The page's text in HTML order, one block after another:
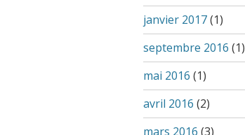
janvier 2017(1)
septembre 2016 (1)
mai 2016 (1)
avril 2016 (2)
mars 2016 (3)